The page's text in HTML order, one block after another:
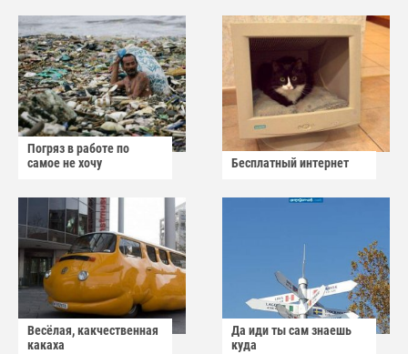
Погряз в работе по
самое не хочу
Бесплатный интернет
Весёлая, какчественная
какаха
Да иди ты сам знаешь
куда